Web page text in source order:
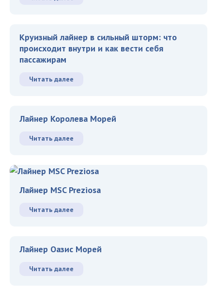
Круизный лайнер в сильный шторм: что
происходит внутри и как вести себя
пассажирам
Читать далее
Лайнер Королева Морей
Читать далее
Лайнер MSC Preziosa
Читать далее
Лайнер Оазис Морей
Читать далее